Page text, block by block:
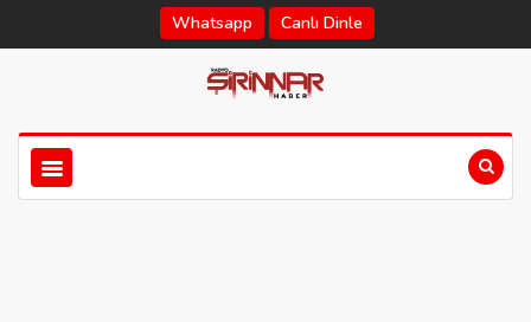
Whatsapp Canlı Dinle